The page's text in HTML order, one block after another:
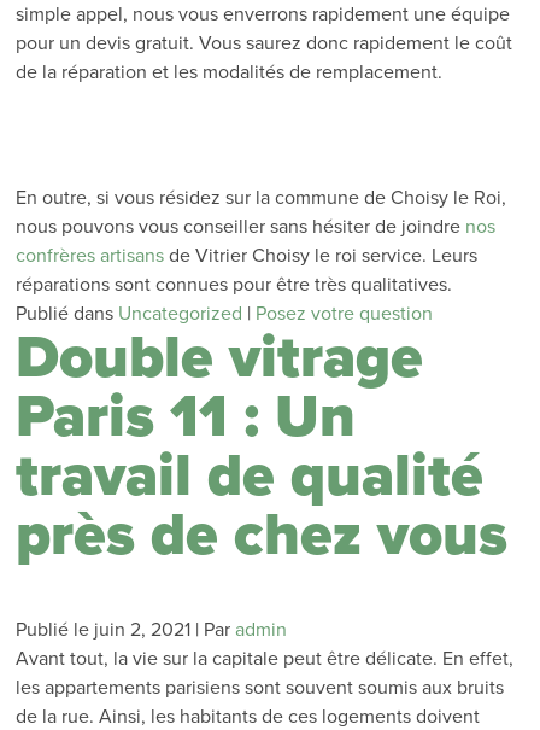
simple appel, nous vous enverrons rapidement une équipe
pour un devis gratuit. Vous saurez donc rapidement le coût
de la réparation et les modalités de remplacement.
En outre, si vous résidez sur la commune de Choisy le Roi,
nous pouvons vous conseiller sans hésiter de joindre nos
confrères artisans de Vitrier Choisy le roi service. Leurs
réparations sont connues pour être très qualitatives.
Publié dans Uncategorized | Posez votre question
Double vitrage
Paris 11 : Un
travail de qualité
près de chez vous
Publié le juin 2, 2021 | Par admin
Avant tout, la vie sur la capitale peut être délicate. En effet,
les appartements parisiens sont souvent soumis aux bruits
de la rue. Ainsi, les habitants de ces logements doivent